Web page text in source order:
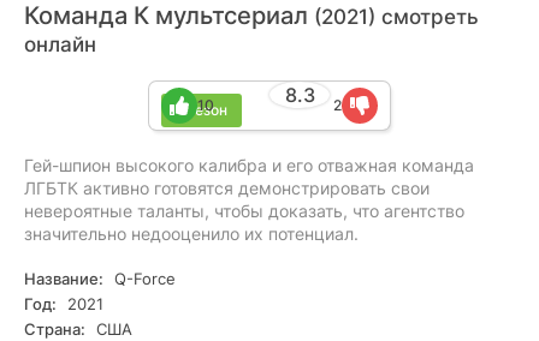
Команда К мультсериал (2021) смотреть
онлайн
1 сезон
8.3
10 2
Гей-шпион высокого калибра и его отважная команда
ЛГБТК активно готовятся демонстрировать свои
невероятные таланты, чтобы доказать, что агентство
значительно недооценило их потенциал.
Название:
Q-Force
Год:
2021
Страна:
США